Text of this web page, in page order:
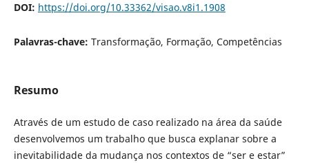
DOI: https://doi.org/10.33362/visao.v8i1.1908
Palavras-chave: Transformação, Formação, Competências
Resumo
Através de um estudo de caso realizado na área da saúde
desenvolvemos um trabalho que busca explanar sobre a
inevitabilidade da mudança nos contextos de “ser e estar”